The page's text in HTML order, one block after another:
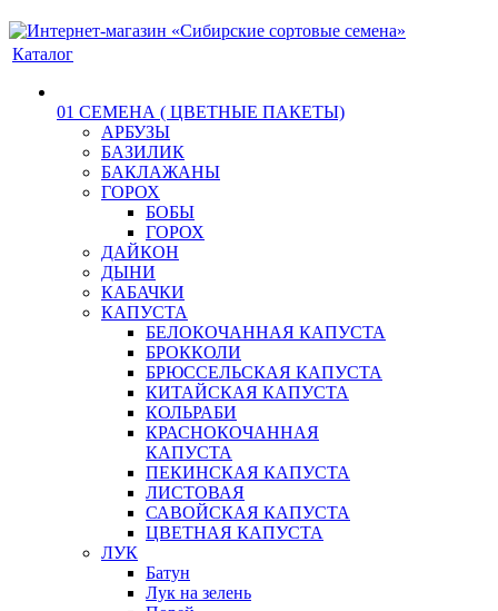
Каталог
01 СЕМЕНА ( ЦВЕТНЫЕ ПАКЕТЫ)
АРБУЗЫ
БАЗИЛИК
БАКЛАЖАНЫ
ГОРОХ
БОБЫ
ГОРОХ
ДАЙКОН
ДЫНИ
КАБАЧКИ
КАПУСТА
БЕЛОКОЧАННАЯ КАПУСТА
БРОККОЛИ
БРЮССЕЛЬСКАЯ КАПУСТА
КИТАЙСКАЯ КАПУСТА
КОЛЬРАБИ
КРАСНОКОЧАННАЯ
КАПУСТА
ПЕКИНСКАЯ КАПУСТА
ЛИСТОВАЯ
САВОЙСКАЯ КАПУСТА
ЦВЕТНАЯ КАПУСТА
ЛУК
Батун
Лук на зелень